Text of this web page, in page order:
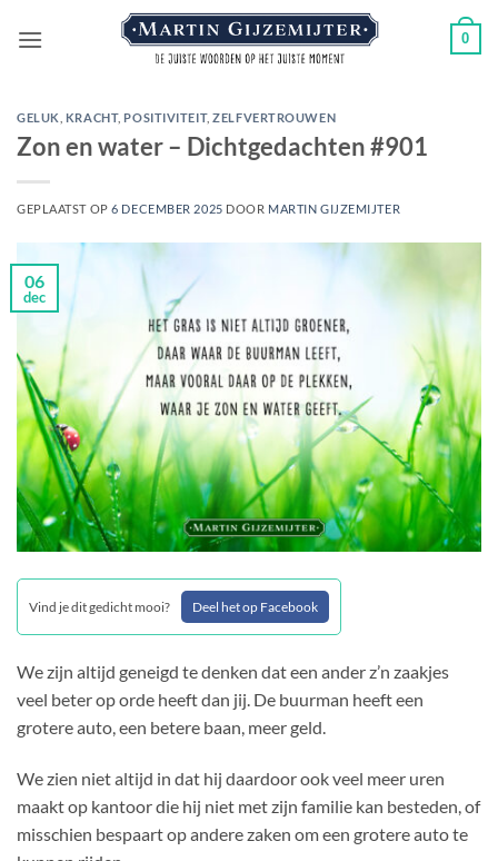
naar
0
GELUK KRACHT, POSITIVITEIT,ZELFVERTROUWEN
Zon en water – Dichtgedachten #901
GEPLAATST OP6 DECEMBER 2025 DOOR MARTIN GIJZEMIJTER
06
dec
Vind je dit gedicht mooi? Deel het op Facebook
We zijn altijd geneigd te denken dat een ander z’n zaakjes
veel beter op orde heeft dan jij. De buurman heeft een
grotere auto, een betere baan, meer geld.
We zien niet altijd in dat hij daardoor ook veel meer uren
maakt op kantoor die hij niet met zijn familie kan besteden, of
misschien bespaart op andere zaken om een grotere auto te